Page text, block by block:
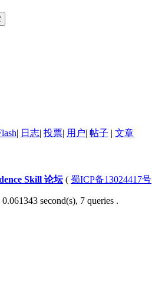
| 日志| 投票| 用户| 帖子 | 文章
Skill 论坛( 蜀ICP备13024417号
0.061343 second(s), 7 queries .